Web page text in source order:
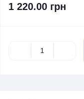
1 220.00 грн